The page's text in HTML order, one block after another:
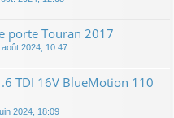
porte Touran 2017
août 2024, 10:47
TDI 16V BlueMotion 110
2024, 18:09